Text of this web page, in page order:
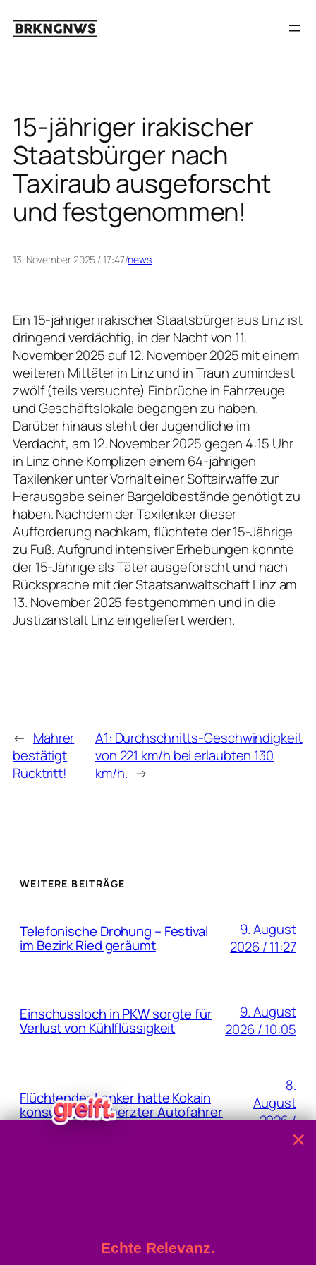
Inhalt
15-jähriger irakischer
Staatsbürger nach
Taxiraub ausgeforscht
und festgenommen!
13. November 2025 / 17:47/news
Ein 15-jähriger irakischer Staatsbürger aus Linz ist
dringend verdächtig, in der Nacht von 11.
November 2025 auf 12. November 2025 mit einem
weiteren Mittäter in Linz und in Traun zumindest
zwölf (teils versuchte) Einbrüche in Fahrzeuge
und Geschäftslokale begangen zu haben.
Darüber hinaus steht der Jugendliche im
Verdacht, am 12. November 2025 gegen 4:15 Uhr
in Linz ohne Komplizen einem 64-jährigen
Taxilenker unter Vorhalt einer Softairwaffe zur
Herausgabe seiner Bargeldbestände genötigt zu
haben. Nachdem der Taxilenker dieser
Aufforderung nachkam, flüchtete der 15-Jährige
zu Fuß. Aufgrund intensiver Erhebungen konnte
der 15-Jährige als Täter ausgeforscht und nach
Rücksprache mit der Staatsanwaltschaft Linz am
13. November 2025 festgenommen und in die
Justizanstalt Linz eingeliefert werden.
← Mahrer
bestätigt
Rücktritt!
A1: Durchschnitts-Geschwindigkeit
von 221 km/h bei erlaubten 130
km/h. →
WEITERE BEITRÄGE
Telefonische Drohung – Festival
im Bezirk Ried geräumt
9. August
2026 / 11:27
Einschussloch in PKW sorgte für
Verlust von Kühlflüssigkeit
9. August
2026 / 10:05
Flüchtender Lenker hatte Kokain
konsumiert: Beherzter Autofahrer
half bei Verkehrsanhaltung
8.
August
2026 /
17:26×
Echte Relevanz.